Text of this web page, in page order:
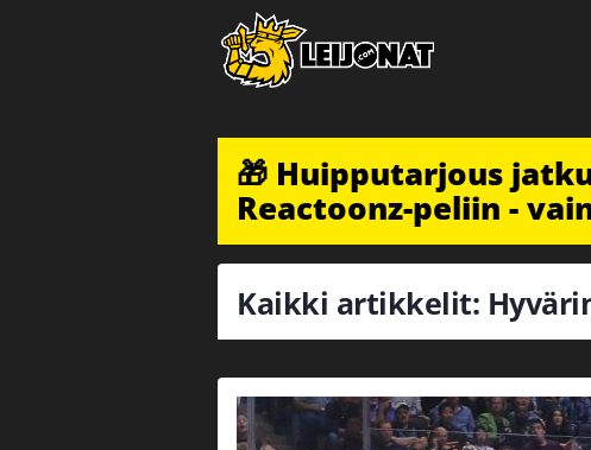
🎁 Huipputarjous
Reactoonz-peliin -
Kaikki artikkelit: